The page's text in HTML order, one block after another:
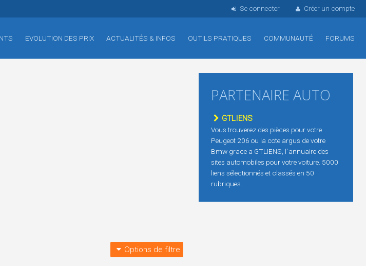
Se connecter Créer un compte
EVOLUTION DES PRIX ACTUALITÉS & INFOS OUTILS PRATIQUES COMMUNAUTÉ FORUMS
Options de filtre
PARTENAIRE AUTO
GTLIENS
Vous trouverez des pièces pour votre
Peugeot 206 ou la cote argus de votre
Bmw grace a GTLIENS, l´annuaire des
sites automobiles pour votre voiture. 5000
liens sélectionnés et classés en 50
rubriques.